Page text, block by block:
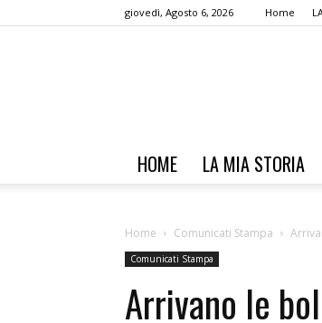
giovedì, Agosto 6, 2026 Home
HOME LA MIA STORIA
Home Comunicati Stampa
Comunicati Stampa
Arrivano le